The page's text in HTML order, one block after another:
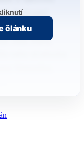
Andruskó
za
ešte Alenu
článku